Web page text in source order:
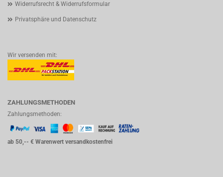
Widerrufsrecht & Widerrufsformular
Privatsphäre und Datenschutz
Wir versenden mit:
ZAHLUNGSMETHODEN
Zahlungsmethoden:
ab 50,-- € Warenwert versandkostenfrei